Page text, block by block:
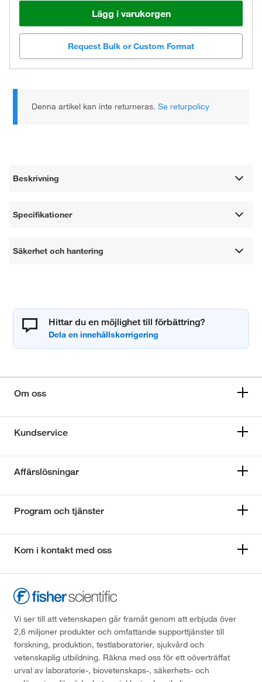
Lägg i varukorgen
Request Bulk or Custom Format
Denna artikel kan inte returneras.Se returpolicy
Beskrivning
Specifikationer
Säkerhet och hantering
Hittar du en möjlighet till förbättring?
Om oss
Kundservice
Affärslösningar
Program och tjänster
Kom i kontakt med oss
Vi ser till att vetenskapen går framåt genom att erbjuda över
2,6 miljoner produkter och omfattande supporttjänster till
forskning, produktion, testlaboratorier, sjukvård och
vetenskaplig utbildning. Räkna med oss för ett oöverträffat
urval av laboratorie-, biovetenskaps-, säkerhets- och